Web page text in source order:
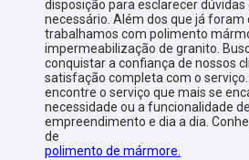
disposição para esclarecer dúvidas
necessário. Além dos que já
trabalhamos com polimento
impermeabilização de granito.
conquistar a confiança de nossos
satisfação completa com o
encontre o serviço que mais se
necessidade ou a funcionalidade
empreendimento e dia a dia.
de
polimento de mármore.